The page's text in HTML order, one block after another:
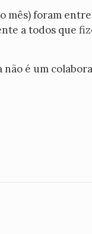
foram
a todos que
não é um